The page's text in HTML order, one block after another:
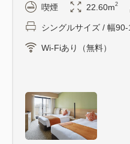
喫煙 22.60m2
シングルサイズ / 幅90-
Wi-Fiあり（無料）